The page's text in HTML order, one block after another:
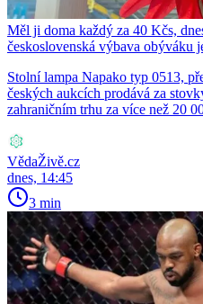
Měl ji doma každý za 40 Kčs,
československá výbava obýváku
Stolní lampa Napako typ 0513,
českých aukcích prodává za
zahraničním trhu za více než 20
VědaŽivě.cz
dnes, 14:45
3 min